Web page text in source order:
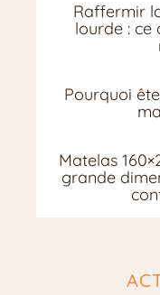
Raffermir
lourde : ce
Pourquoi
Matelas
grande